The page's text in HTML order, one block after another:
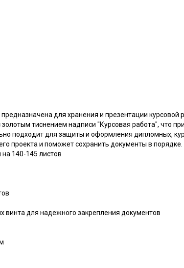
для хранения и презентации курсовой
золотым тиснением надписи "Курсовая работа", что
подходит для защиты и оформления дипломных,
проекта и поможет сохранить документы в порядке.
140-145 листов
винта для надежного закрепления документов